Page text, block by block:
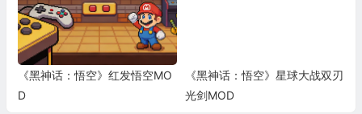
《黑神话：悟空》红发悟空MO
D
《黑神话：悟空》星球大战双刃
光剑MOD